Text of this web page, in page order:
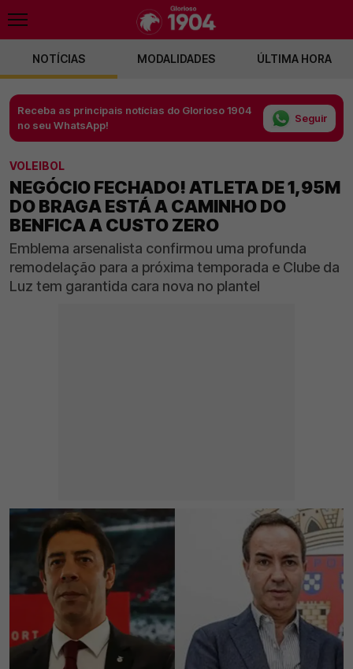
NOTÍCIAS MODALIDADES ÚLTIMA HORA
Receba as principais notícias do Glorioso 1904
no seu WhatsApp!
Seguir
VOLEIBOL
NEGÓCIO FECHADO! ATLETA DE 1,95M
DO BRAGA ESTÁ A CAMINHO DO
BENFICA A CUSTO ZERO
Emblema arsenalista confirmou uma profunda
remodelação para a próxima temporada e Clube da
Luz tem garantida cara nova no plantel